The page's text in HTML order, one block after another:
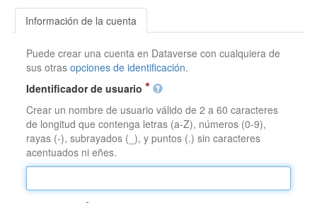
Información de la cuenta
Puede crear una cuenta en Dataverse con cualquiera de
sus otrasopciones de identificación.
Identificador de usuario
Crear un nombre de usuario válido de 2 a 60 caracteres
de longitud que contenga letras (a-Z), números (0-9),
rayas (-), subrayados (_), y puntos (.) sin caracteres
acentuados ni eñes.